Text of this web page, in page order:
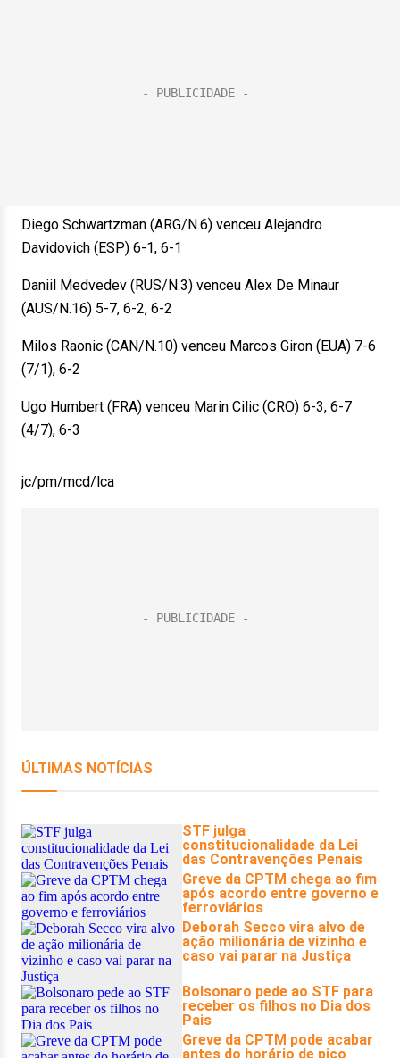
Diego Schwartzman (ARG/N.6) venceu Alejandro
Davidovich (ESP) 6-1, 6-1
Daniil Medvedev (RUS/N.3) venceu Alex De Minaur
(AUS/N.16) 5-7, 6-2, 6-2
Milos Raonic (CAN/N.10) venceu Marcos Giron (EUA) 7-6
(7/1), 6-2
Ugo Humbert (FRA) venceu Marin Cilic (CRO) 6-3, 6-7
(4/7), 6-3
jc/pm/mcd/lca